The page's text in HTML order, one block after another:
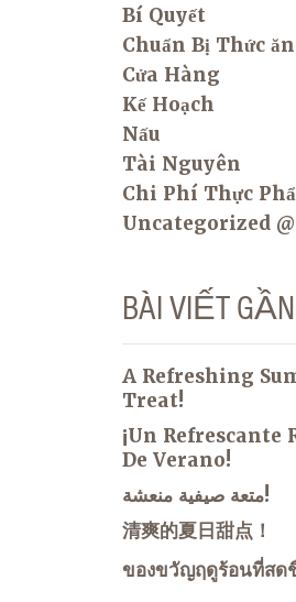
Bí Quyết
Chuẩn Bị Thức ăn
Cửa Hàng
Kế Hoạch
Nấu
Tài Nguyên
Chi Phí Thực
Uncategorized
BÀI VIẾT
A Refreshing
Treat!
¡Un Refrescante
De Verano!
متعة صيفية منعشة!
清爽的夏日甜点！
ของขวัญฤดูร้อนที่สด